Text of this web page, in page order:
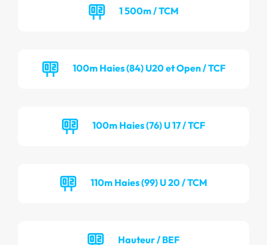
1 500m / TCM
100m Haies (84) U20 et Open / TCF
100m Haies (76) U 17 / TCF
110m Haies (99) U 20 / TCM
Hauteur / BEF